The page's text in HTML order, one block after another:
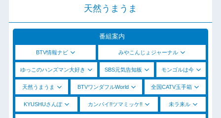
天然うまうま
番組案内
BTV情報ナビ みやこんじょジャーナル
ゆっこのハンズマン大好き SBS元気告知板 モンゴルは今
天然うまうま BTVワンダフルWorld 全国CATV玉手箱
KYUSHUさんぽ カンパイ!!ツマミッケ!! 未ラ来ル